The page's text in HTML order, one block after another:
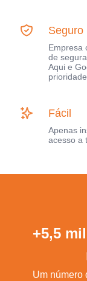
Seguro
Empresa
de
Aqui e
Fácil
Apenas
acesso a
+5,5
Um número